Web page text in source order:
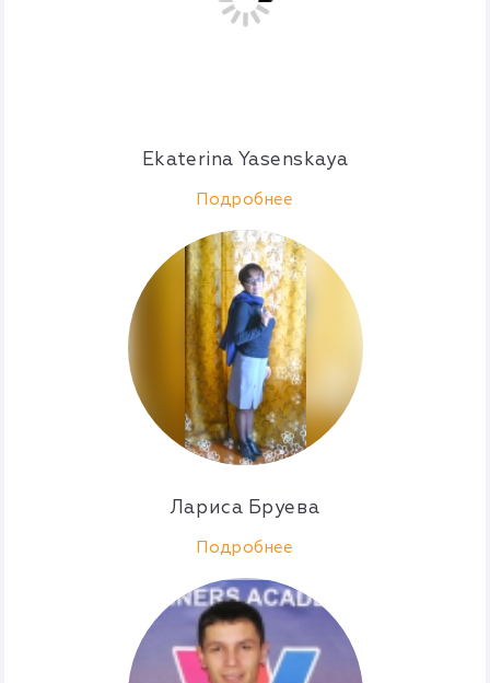
Ekaterina Yasenskaya
Подробнее
Лариса Бруева
Подробнее